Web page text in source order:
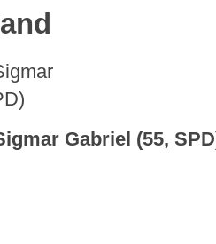
Gabriel (55,